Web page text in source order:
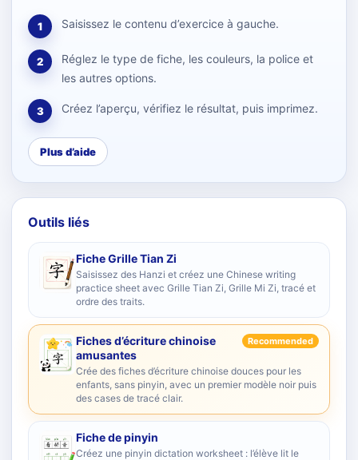
1 Saisissez le contenu d’exercice à gauche.
2
Réglez le type de fiche, les couleurs, la police et
les autres options.
3 Créez l’aperçu, vérifiez le résultat, puis imprimez.
Plus d’aide
Outils liés
Fiche Grille Tian Zi
Saisissez des Hanzi et créez une Chinese writing
practice sheet avec Grille Tian Zi, Grille Mi Zi, tracé et
ordre des traits.
Fiches d’écriture chinoise
amusantes
Recommended
Crée des fiches d’écriture chinoise douces pour les
enfants, sans pinyin, avec un premier modèle noir puis
des cases de tracé clair.
Fiche de pinyin
Créez une pinyin dictation worksheet : l’élève lit le